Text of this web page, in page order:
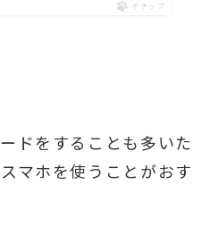
ポチップ
ドをすることも多いた
マホを使うことがおす